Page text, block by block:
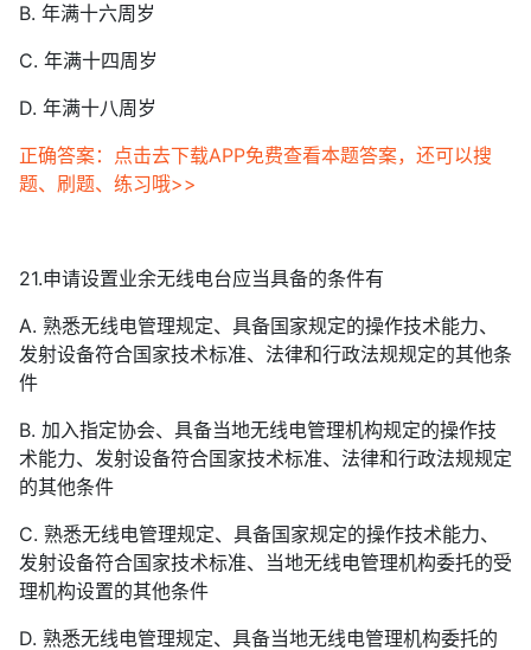
B. 年满十六周岁
C. 年满十四周岁
D. 年满十八周岁
正确答案：点击去下载APP免费查看本题答案，还可以搜
题、刷题、练习哦>>
21.申请设置业余无线电台应当具备的条件有
A. 熟悉无线电管理规定、具备国家规定的操作技术能力、
发射设备符合国家技术标准、法律和行政法规规定的其他条
件
B. 加入指定协会、具备当地无线电管理机构规定的操作技
术能力、发射设备符合国家技术标准、法律和行政法规规定
的其他条件
C. 熟悉无线电管理规定、具备国家规定的操作技术能力、
发射设备符合国家技术标准、当地无线电管理机构委托的受
理机构设置的其他条件
D. 熟悉无线电管理规定、具备当地无线电管理机构委托的